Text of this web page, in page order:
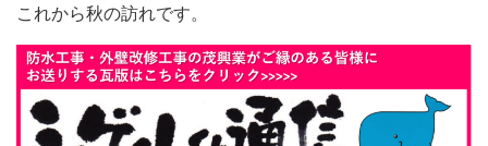
これから秋の訪れです。